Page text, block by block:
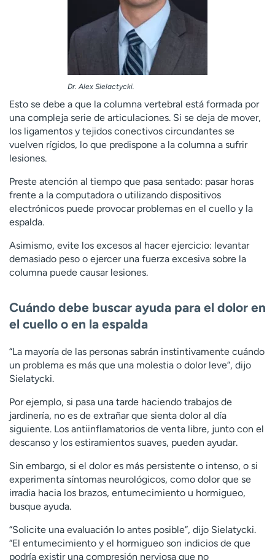
Dr. Alex Sielactycki.
Esto se debe a que la columna vertebral está formada por
una compleja serie de articulaciones. Si se deja de mover,
los ligamentos y tejidos conectivos circundantes se
vuelven rígidos, lo que predispone a la columna a sufrir
lesiones.
Preste atención al tiempo que pasa sentado: pasar horas
frente a la computadora o utilizando dispositivos
electrónicos puede provocar problemas en el cuello y la
espalda.
Asimismo, evite los excesos al hacer ejercicio: levantar
demasiado peso o ejercer una fuerza excesiva sobre la
columna puede causar lesiones.
Cuándo debe buscar ayuda para el dolor en
el cuello o en la espalda
“La mayoría de las personas sabrán instintivamente cuándo
un problema es más que una molestia o dolor leve”, dijo
Sielatycki.
Por ejemplo, si pasa una tarde haciendo trabajos de
jardinería, no es de extrañar que sienta dolor al día
siguiente. Los antiinflamatorios de venta libre, junto con el
descanso y los estiramientos suaves, pueden ayudar.
Sin embargo, si el dolor es más persistente o intenso, o si
experimenta síntomas neurológicos, como dolor que se
irradia hacia los brazos, entumecimiento u hormigueo,
busque ayuda.
“Solicite una evaluación lo antes posible”, dijo Sielatycki.
“El entumecimiento y el hormigueo son indicios de que
podría existir una compresión nerviosa que no